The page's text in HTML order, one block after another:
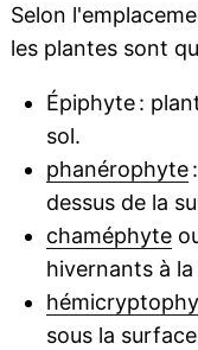
Selon
les plantes sont
Épiphyte :
sol.
phanérophyte:
dessus de la
chaméphyte
hivernants à
sous la